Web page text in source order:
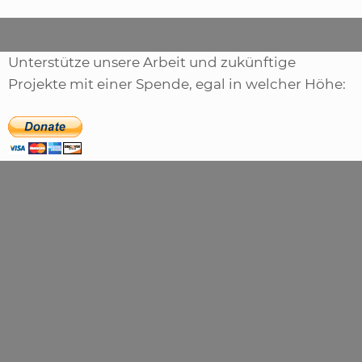
Unterstütze unsere Arbeit und zukünftige
Projekte mit einer Spende, egal in welcher Höhe: